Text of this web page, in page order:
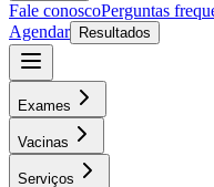
Fale conoscoPerguntas
Agendar
Resultados
Exames
Vacinas
Serviços